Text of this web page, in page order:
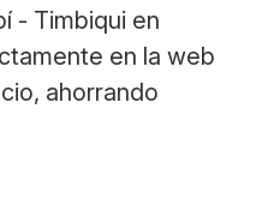
- Timbiqui en
en la web
ahorrando